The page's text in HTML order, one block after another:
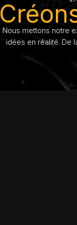
Nous mettons notre
idées en réalité. De